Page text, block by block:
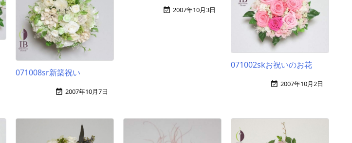
071008sr新築祝い
 2007年10月7日
 2007年10月3日
071002skお祝いのお花
 2007年10月2日